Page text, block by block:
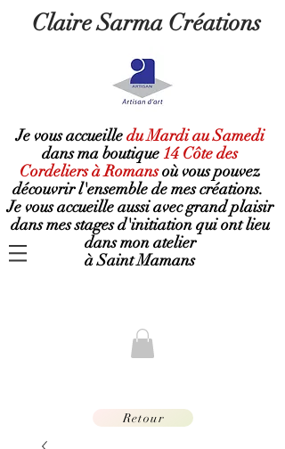
Claire Sarma Créations
Je vous accueilledu Mardi au Samedi
dans ma boutique14 Côte des
Cordeliers à Romansoùvous pouvez
découvrir l'ensemble de mes créations.
Je vous accueille aussi avec grand plaisir
dans mes stages d'initiation qui ont lieu
dans mon atelier
à Saint Mamans
Retour